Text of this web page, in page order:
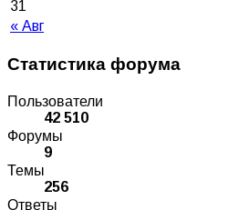
« Авг
31
Статистика форума
Пользователи
42 510
Форумы
9
Темы
256
Ответы